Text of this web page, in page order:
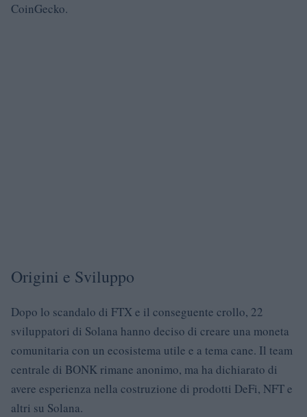
CoinGecko.
Origini e Sviluppo
Dopo lo scandalo di FTX e il conseguente crollo, 22
sviluppatori di Solana hanno deciso di creare una moneta
comunitaria con un ecosistema utile e a tema cane. Il team
centrale di BONK rimane anonimo, ma ha dichiarato di
avere esperienza nella costruzione di prodotti DeFi, NFT e
altri su Solana.